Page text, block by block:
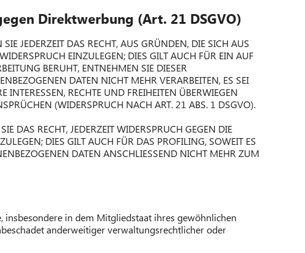
Direktwerbung (Art. 21 DSGVO)
JEDERZEIT DAS RECHT, AUS GRÜNDEN, DIE SICH AUS
EINZULEGEN; DIES GILT AUCH FÜR EIN AUF
BERUHT, ENTNEHMEN SIE DIESER
DATEN NICHT MEHR VERARBEITEN, ES SEI
RECHTE UND FREIHEITEN ÜBERWIEGEN
(WIDERSPRUCH NACH ART. 21 ABS. 1 DSGVO).
DAS RECHT, JEDERZEIT WIDERSPRUCH GEGEN DIE
DIES GILT AUCH FÜR DAS PROFILING, SOWEIT ES
DATEN ANSCHLIESSEND NICHT MEHR ZUM
insbesondere in dem Mitgliedstaat ihres gewöhnlichen
anderweitiger verwaltungsrechtlicher oder